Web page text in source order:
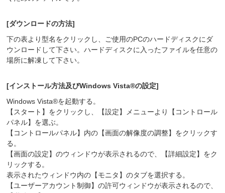
[ダウンロードの方法]
下の表より型名をクリックし、ご使用のPCのハードディスクにダ
ウンロードして下さい。ハードディスクに入ったファイルを任意の
場所に解凍して下さい。
[インストール方法及びWindows Vista®の設定]
Windows Vista®を起動する。
【スタート】をクリックし、【設定】メニューより【コントロール
パネル】を選ぶ。
【コントロールパネル】内の【画面の解像度の調整】をクリックす
る。
【画面の設定】のウィンドウが表示されるので、【詳細設定】をク
リックする。
表示されたウィンドウ内の【モニタ】のタブを選択する。
【ユーザーアカウント制御】の許可ウィンドウが表示されるので、